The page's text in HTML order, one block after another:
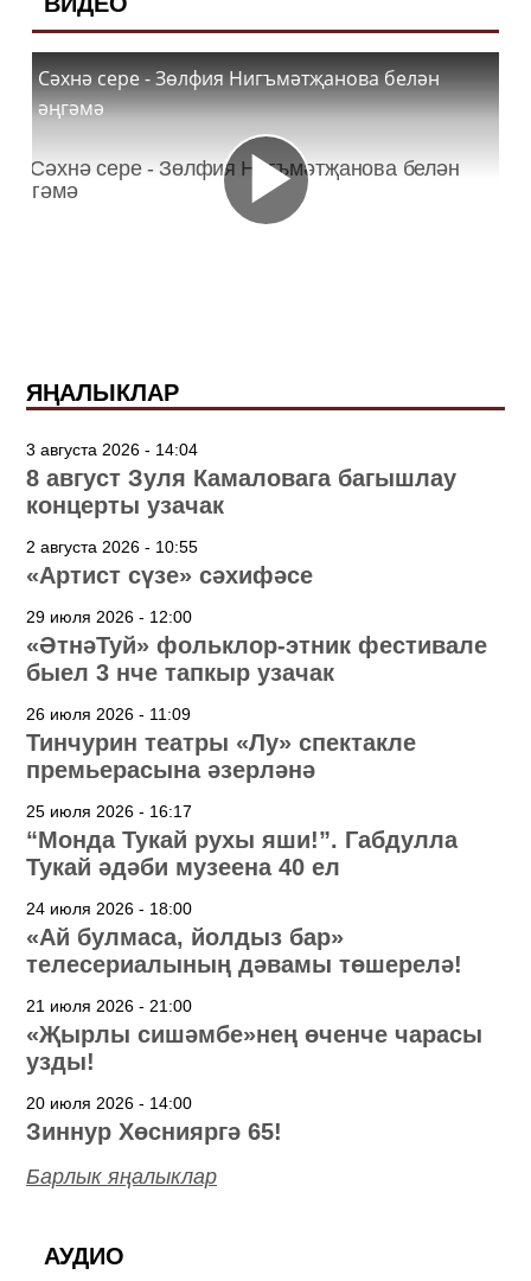
Сәхнә сере - Зөлфия Нигъмәтҗанова белән
әңгәмә
ЯҢАЛЫКЛАР
3 августа 2026 - 14:04
8 август Зуля Камаловага багышлау
концерты узачак
2 августа 2026 - 10:55
«Артист сүзе» сәхифәсе
29 июля 2026 - 12:00
«ӘтнәТуй» фольклор-этник фестивале
быел 3 нче тапкыр узачак
26 июля 2026 - 11:09
Тинчурин театры «Лу» спектакле
премьерасына әзерләнә
25 июля 2026 - 16:17
“Монда Тукай рухы яши!”. Габдулла
Тукай әдәби музеена 40 ел
24 июля 2026 - 18:00
«Ай булмаса, йолдыз бар»
телесериалының дәвамы төшерелә!
21 июля 2026 - 21:00
«Җырлы сишәмбе»нең өченче чарасы
узды!
20 июля 2026 - 14:00
Зиннур Хөснияргә 65!
Барлык яңалыклар
АУДИО